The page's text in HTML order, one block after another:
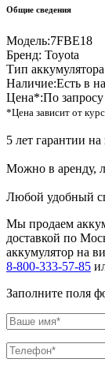
Общие сведения
Модель:7FBE18
Бренд: Toyota
Тип
Наличие:Есть в
Цена*:По запросу
*Цена зависит от
5 лет гарантии
Можно в аренду,
Любой удобный
Мы продаем
доставкой по
аккумулятор на
8-800-333-57-85
Заполните поля